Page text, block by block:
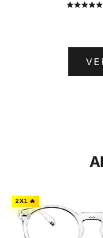
2X1 🔥